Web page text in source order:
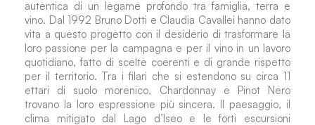
autentica di un legame profondo tra famiglia, terra e
vino. Dal 1992 Bruno Dotti e Claudia Cavallei hanno dato
vita a questo progetto con il desiderio di trasformare la
loro passione per la campagna e per il vino in un lavoro
quotidiano, fatto di scelte coerenti e di grande rispetto
per il territorio. Tra i filari che si estendono su circa 11
ettari di suolo morenico, Chardonnay e Pinot Nero
trovano la loro espressione più sincera. Il paesaggio, il
clima mitigato dal Lago d’Iseo e le forti escursioni